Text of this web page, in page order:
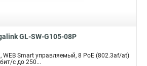
GL-SW-G105-08P
WEB Smart управляемый, 8 PoE (802.3af/at)
с до 250...